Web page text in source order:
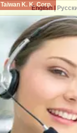
Taiwan K. K. Corp.
English|